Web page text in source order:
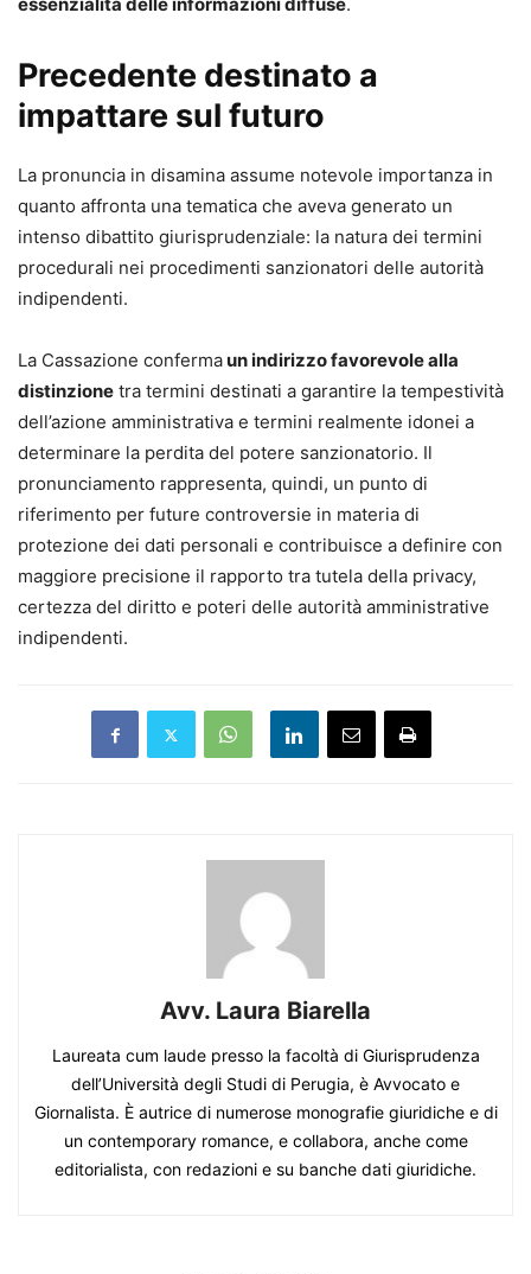
Precedente destinato a
impattare sul futuro
La pronuncia in disamina assume notevole importanza in
quanto affronta una tematica che aveva generato un
intenso dibattito giurisprudenziale: la natura dei termini
procedurali nei procedimenti sanzionatori delle autorità
indipendenti.
La Cassazione confermaun indirizzo favorevole alla
distinzione tra termini destinati a garantire la tempestività
dell’azione amministrativa e termini realmente idonei a
determinare la perdita del potere sanzionatorio. Il
pronunciamento rappresenta, quindi, un punto di
riferimento per future controversie in materia di
protezione dei dati personali e contribuisce a definire con
maggiore precisione il rapporto tra tutela della privacy,
certezza del diritto e poteri delle autorità amministrative
indipendenti.
Avv. Laura Biarella
Laureata cum laude presso la facoltà di Giurisprudenza
dell’Università degli Studi di Perugia, è Avvocato e
Giornalista. È autrice di numerose monografie giuridiche e di
un contemporary romance, e collabora, anche come
editorialista, con redazioni e su banche dati giuridiche.